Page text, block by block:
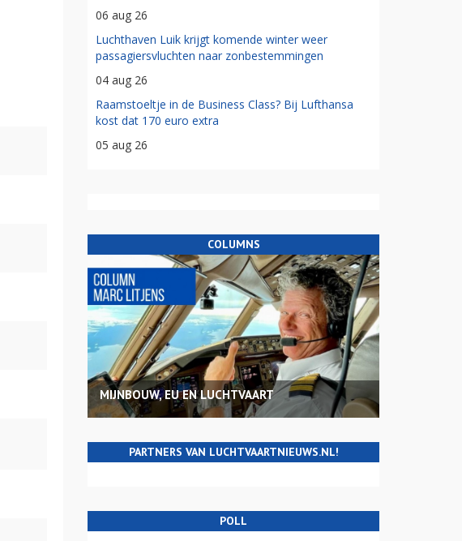
06 aug 26
Luchthaven Luik krijgt komende winter weer
passagiersvluchten naar zonbestemmingen
04 aug 26
Raamstoeltje in de Business Class? Bij Lufthansa
kost dat 170 euro extra
05 aug 26
COLUMNS
MIJNBOUW, EU EN LUCHTVAART
PARTNERS VAN LUCHTVAARTNIEUWS.NL!
POLL